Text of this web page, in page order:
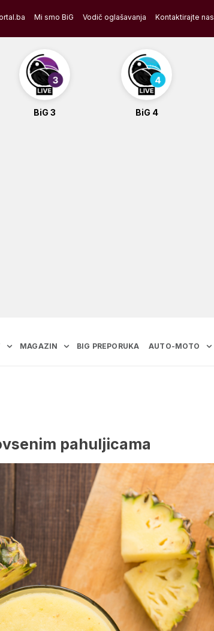
Mi smo BiG Vodič oglašavanja Kontaktirajte nas
BiG 3 BiG 4
MAGAZIN BIG PREPORUKA AUTO-MOTO
pahuljicama